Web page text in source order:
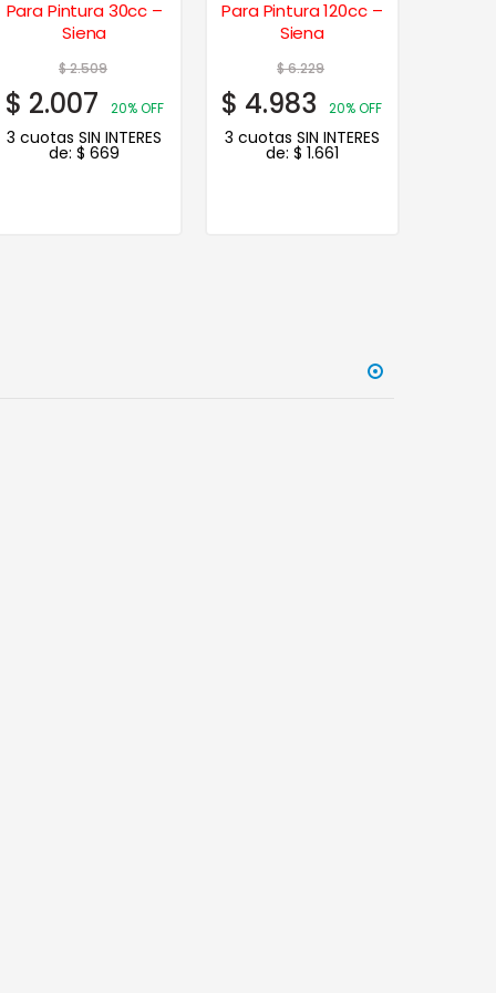
Para Pintura 30cc –
Siena
$2.509
$ 2.007 20% OFF
3 cuotas SIN INTERES
de:$ 669
Para Pintura 120cc –
Siena
$6.229
$ 4.983 20% OFF
3 cuotas SIN INTERES
de: $ 1.661